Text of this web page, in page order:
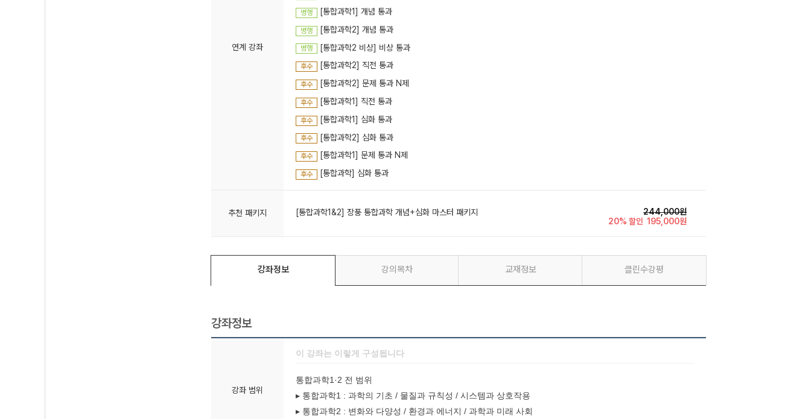
연계 강좌
병행 [통합과학1] 개념 통과
병행 [통합과학2] 개념 통과
병행 [통합과학2 비상] 비상 통과
후수 [통합과학2] 직전 통과
후수 [통합과학2] 문제 통과 N제
후수 [통합과학1] 직전 통과
후수 [통합과학1] 심화 통과
후수 [통합과학2] 심화 통과
후수 [통합과학1] 문제 통과 N제
후수 [통합과학] 심화 통과
추천 패키지 [통합과학1&2] 장풍 통합과학 개념+심화 마스터 패키지
244,000원
20% 할인 195,000원
강좌정보 강의목차 교재정보 클린수강평
강좌정보
강좌 범위
이 강좌는 이렇게 구성됩니다
통합과학1·2 전 범위
▸ 통합과학1 : 과학의 기초 / 물질과 규칙성 / 시스템과 상호작용
▸ 통합과학2 : 변화와 다양성 / 환경과 에너지 / 과학과 미래 사회